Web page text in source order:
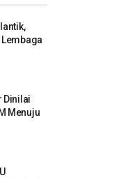
Dinilai
Menuju